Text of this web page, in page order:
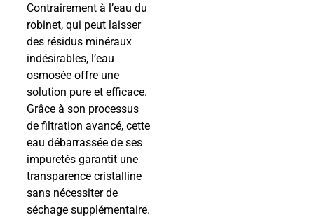
Contrairement à l’eau du
robinet, qui peut laisser
des résidus minéraux
indésirables, l’eau
osmosée offre une
solution pure et efficace.
Grâce à son processus
de filtration avancé, cette
eau débarrassée de ses
impuretés garantit une
transparence cristalline
sans nécessiter de
séchage supplémentaire.